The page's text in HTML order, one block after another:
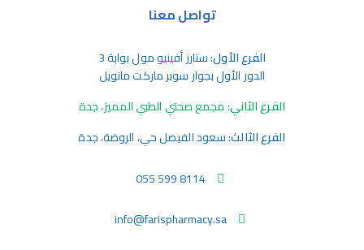
تواصل معنا
الفرع الأول:ستارز أفينيو مول بوابة 3
الدور الأول بجوار سوبر ماركت مانويل
الفرع الثاني:مجمع صحتي الطبي المميز، جدة
الفرع الثالث:سعود الفيصل حي، الروضة، جدة
055 599 8114
info@farispharmacy.sa